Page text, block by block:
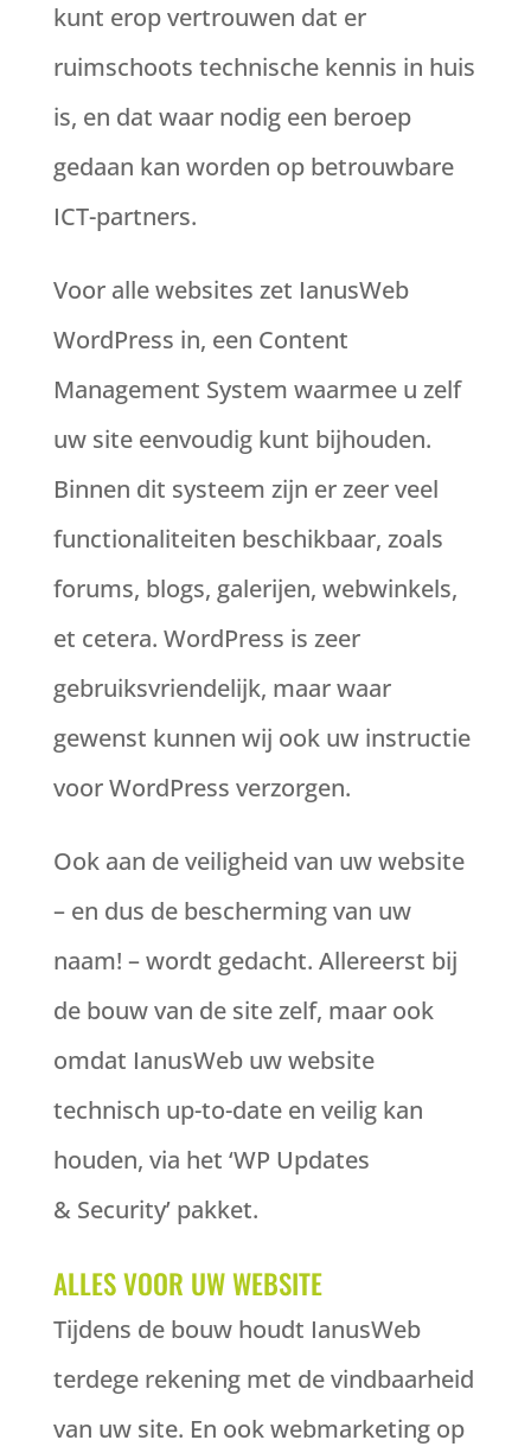
kunt erop vertrouwen dat er
ruimschoots technische kennis in huis
is, en dat waar nodig een beroep
gedaan kan worden op betrouwbare
ICT-partners.
Voor alle websites zet IanusWeb
WordPress in, een Content
Management System waarmee u zelf
uw site eenvoudig kunt bijhouden.
Binnen dit systeem zijn er zeer veel
functionaliteiten beschikbaar, zoals
forums, blogs, galerijen, webwinkels,
et cetera. WordPress is zeer
gebruiksvriendelijk, maar waar
gewenst kunnen wij ook uw instructie
voor WordPress verzorgen.
Ook aan de veiligheid van uw website
– en dus de bescherming van uw
naam! – wordt gedacht. Allereerst bij
de bouw van de site zelf, maar ook
omdat IanusWeb uw website
technisch up-to-date en veilig kan
houden, via het ‘WP Updates
& Security’ pakket.
ALLES VOOR UW WEBSITE
Tijdens de bouw houdt IanusWeb
terdege rekening met de vindbaarheid
van uw site. En ook webmarketing op